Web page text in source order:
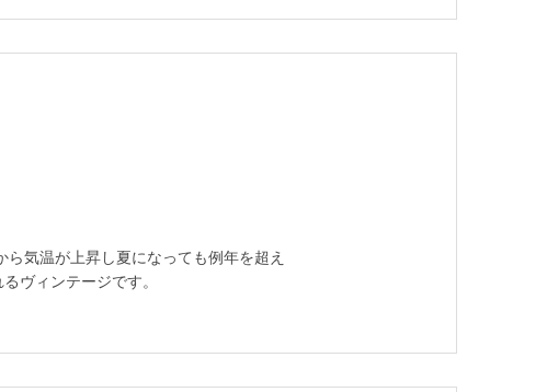
気温が上昇し夏になっても例年を超え
ヴィンテージです。